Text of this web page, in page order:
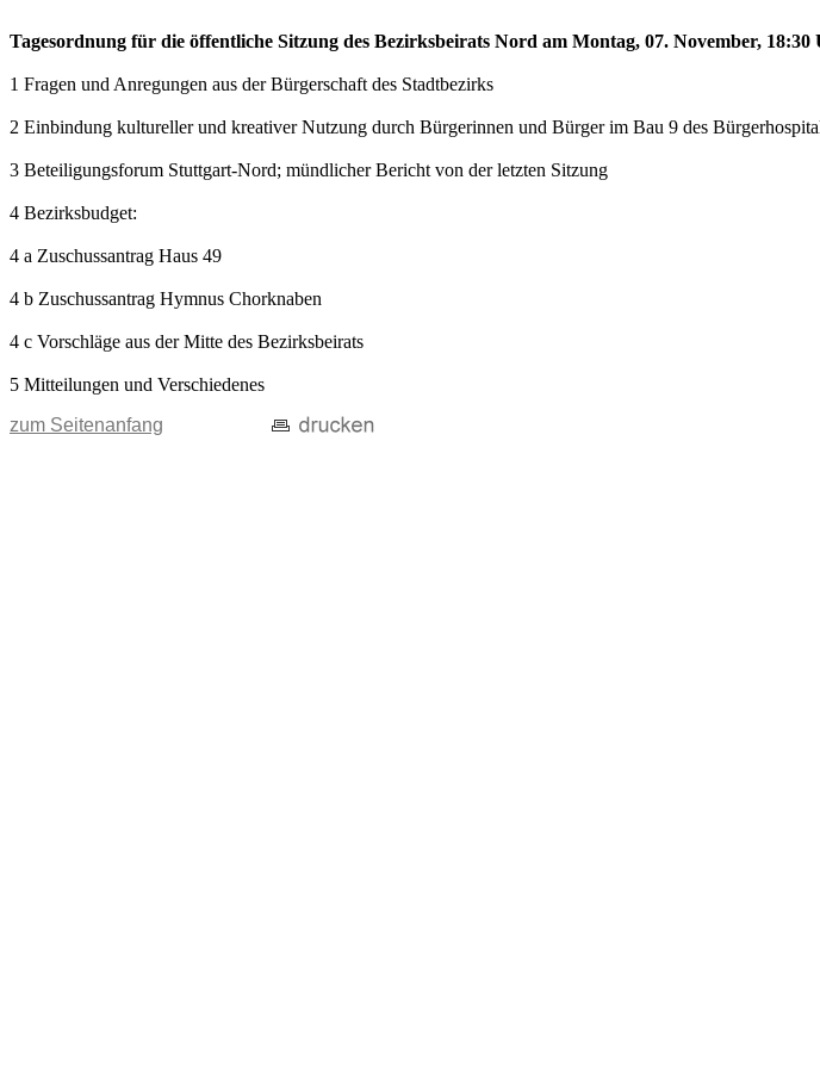
Tagesordnung für die öffentliche Sitzung des Bezirksbeirats Nord am Montag, 07. November,
1 Fragen und Anregungen aus der Bürgerschaft des Stadtbezirks
2 Einbindung kultureller und kreativer Nutzung durch Bürgerinnen und Bürger im Bau 9 des
3 Beteiligungsforum Stuttgart-Nord; mündlicher Bericht von der letzten Sitzung
4 Bezirksbudget:
4 a Zuschussantrag Haus 49
4 b Zuschussantrag Hymnus Chorknaben
4 c Vorschläge aus der Mitte des Bezirksbeirats
5 Mitteilungen und Verschiedenes
zum Seitenanfang